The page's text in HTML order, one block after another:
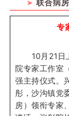
➤ 联合病房
专
10月21日
院专家工作室
强主持仪式。
彤，沙沟镇党
房）领衔专家